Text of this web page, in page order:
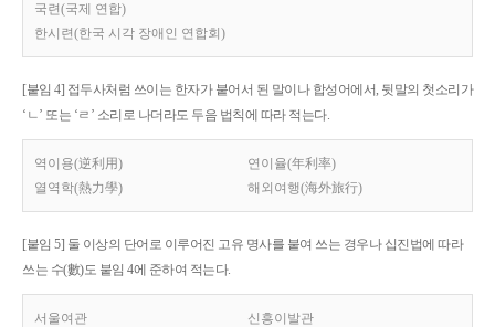
국련(국제 연합)
한시련(한국 시각 장애인 연합회)
[붙임 4] 접두사처럼 쓰이는 한자가 붙어서 된 말이나 합성어에서, 뒷말의 첫소리가
‘ㄴ’ 또는 ‘ㄹ’ 소리로 나더라도 두음 법칙에 따라 적는다.
역이용(逆利用)
연이율(年利率)
열역학(熱力學)
해외여행(海外旅行)
[붙임 5] 둘 이상의 단어로 이루어진 고유 명사를 붙여 쓰는 경우나 십진법에 따라
쓰는 수(數)도 붙임 4에 준하여 적는다.
서울여관 신흥이발관